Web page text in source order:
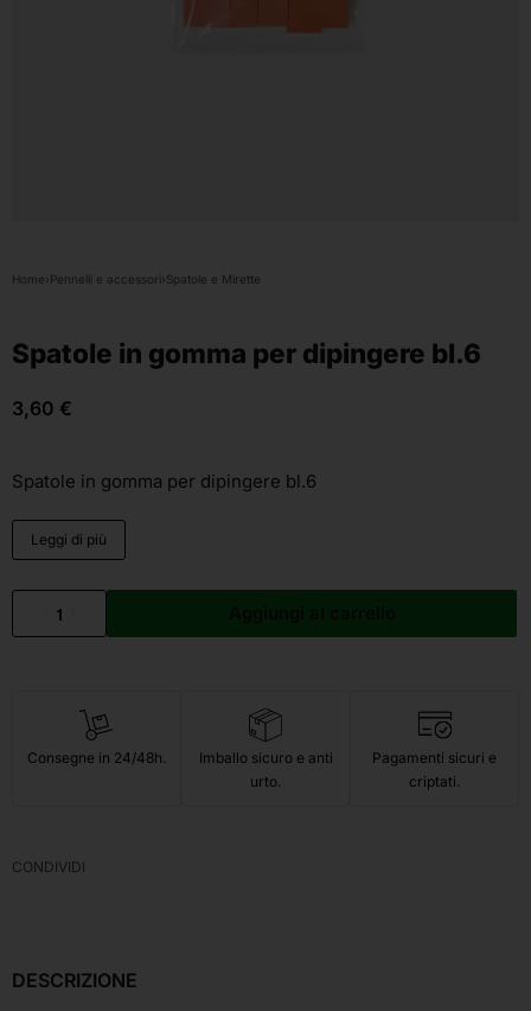
Home›Pennelli e accessori›Spatole e Mirette
Spatole in gomma per dipingere bl.6
3,60 €
Spatole in gomma per dipingere bl.6
Leggi di più
Consegne in 24/48h.
Imballo sicuro e anti
urto.
Pagamenti sicuri e
criptati.
CONDIVIDI
DESCRIZIONE